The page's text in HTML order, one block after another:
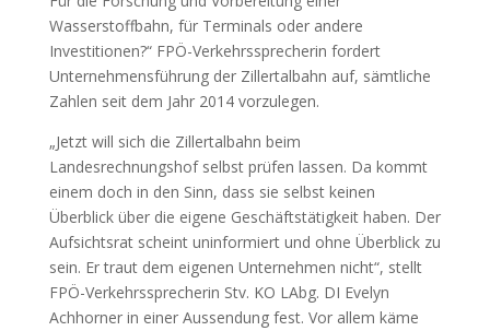
Wasserstoffbahn, für Terminals oder andere
Investitionen?“ FPÖ-Verkehrssprecherin fordert
Unternehmensführung der Zillertalbahn auf, sämtliche
Zahlen seit dem Jahr 2014 vorzulegen.
„Jetzt will sich die Zillertalbahn beim
Landesrechnungshof selbst prüfen lassen. Da kommt
einem doch in den Sinn, dass sie selbst keinen
Überblick über die eigene Geschäftstätigkeit haben. Der
Aufsichtsrat scheint uninformiert und ohne Überblick zu
sein. Er traut dem eigenen Unternehmen nicht“, stellt
FPÖ-Verkehrssprecherin Stv. KO LAbg. DI Evelyn
Achhorner in einer Aussendung fest. Vor allem käme